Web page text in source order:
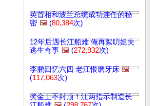
英首相和波兰总统成功连任的秘
密 🖼️ (80,384次)
12年后遇长江船难 俺再絮叨姐夫
逃生奇事 🖼️ (272,932次)
李鹏回忆六四 老江恨磨牙床 🖼️
(117,063次)
奖金上不封顶！江两指示制造长